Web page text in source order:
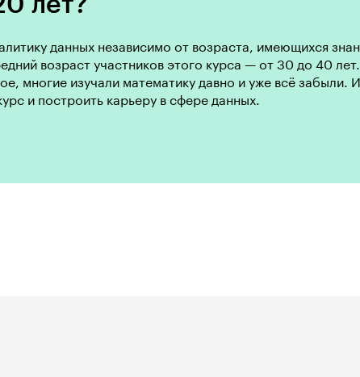
данных независимо от возраста, имеющихся
возраст участников этого курса — от 30 до 40 лет.
многие изучали математику давно и уже всё забыли.
и построить карьеру в сфере данных.